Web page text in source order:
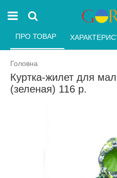
Головна
Куртка-жилет для
(зеленая) 116 р.
ПРО ТОВАР